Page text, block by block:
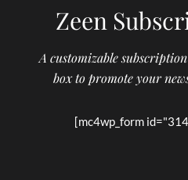
Zeen
A customizable
box to promote your
[mc4wp_form